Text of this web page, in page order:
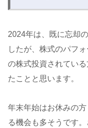
2024年は、既に忘却
したが、株式のパフ
の株式投資されてい
たことと思います。
年末年始はお休みの
る機会も多そうです